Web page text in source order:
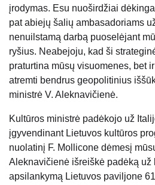
įrodymas. Esu nuoširdžiai
pat abiejų šalių ambasadoriams
nenuilstamą darbą puoselėjant
ryšius. Neabejoju, kad ši
praturtina mūsų visuomenes, bet
atremti bendrus geopolitinius
ministrė V. Aleknavičienė.
Kultūros ministrė padėkojo už
įgyvendinant Lietuvos kultūros
nuolatinį F. Mollicone dėmesį
Aleknavičienė išreiškė padėką už
apsilankymą Lietuvos paviljone